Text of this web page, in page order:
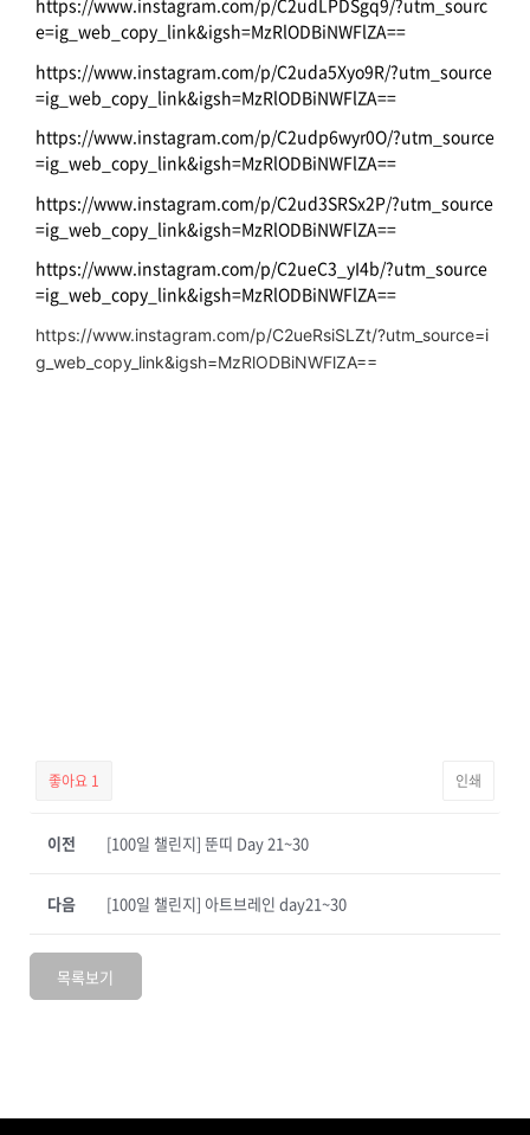
https://www.instagram.com/p/C2udLPDSgq9/?utm_sourc
e=ig_web_copy_link&igsh=MzRlODBiNWFlZA==
https://www.instagram.com/p/C2uda5Xyo9R/?utm_source
=ig_web_copy_link&igsh=MzRlODBiNWFlZA==
https://www.instagram.com/p/C2udp6wyr0O/?utm_source
=ig_web_copy_link&igsh=MzRlODBiNWFlZA==
https://www.instagram.com/p/C2ud3SRSx2P/?utm_source
=ig_web_copy_link&igsh=MzRlODBiNWFlZA==
https://www.instagram.com/p/C2ueC3_yI4b/?utm_source
=ig_web_copy_link&igsh=MzRlODBiNWFlZA==
https://www.instagram.com/p/C2ueRsiSLZt/?utm_source=i
g_web_copy_link&igsh=MzRlODBiNWFlZA==
좋아요 1 인쇄
이전 [100일 챌린지] 뚠띠 Day 21~30
[100일 챌린지] 아트브레인 day21~30
다음
목록보기